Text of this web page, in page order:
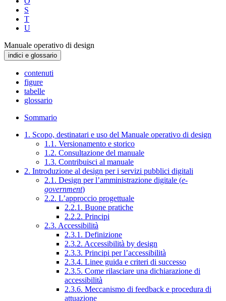
S
T
U
Manuale operativo di design
indici e glossario
contenuti
figure
tabelle
glossario
Sommario
1. Scopo, destinatari e uso del Manuale operativo di design
1.1. Versionamento e storico
1.2. Consultazione del manuale
1.3. Contribuisci al manuale
2. Introduzione al design per i servizi pubblici digitali
2.1. Design per l’amministrazione digitale (e-
government)
2.2. L’approccio progettuale
2.2.1. Buone pratiche
2.2.2. Principi
2.3. Accessibilità
2.3.1. Definizione
2.3.2. Accessibilità by design
2.3.3. Principi per l’accessibilità
2.3.4. Linee guida e criteri di successo
2.3.5. Come rilasciare una dichiarazione di
accessibilità
2.3.6. Meccanismo di feedback e procedura di
attuazione